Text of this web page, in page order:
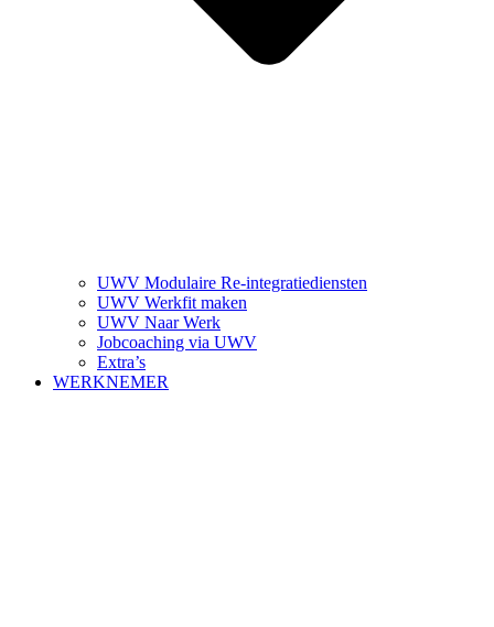
UWV Modulaire Re-integratiediensten
UWV Werkfit maken
UWV Naar Werk
Jobcoaching via UWV
Extra’s
WERKNEMER